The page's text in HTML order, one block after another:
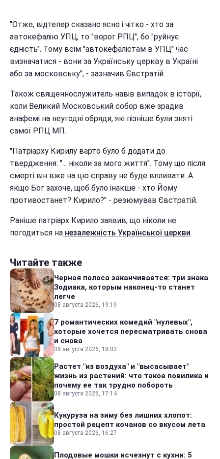
"Отже, відтепер сказано ясно і чітко - хто за
автокефалію УПЦ, то "ворог РПЦ", бо "руйнує
єдність". Тому всім "автокефалістам в УПЦ" час
визначатися - вони за Українську церкву в Україні
або за московську", - зазначив Євстратій.
Також священнослужитель навів випадок в історії,
коли Великий Московський собор вже зрадив
анафемі на неугодні обряди, які пізніше були зняті
самої РПЦ МП.
"Патріарху Кирилу варто було б додати до
твердження: "... ніколи за мого життя". Тому що після
смерті він вже на цю справу не буде впливати. А
якщо Бог захоче, щоб було інакше - хто Йому
противостанет? Кирило?" - резюмував Євстратій.
Раніше патріарх Кирило заявив, що ніколи не
погодиться на незалежність Української церкви.
Читайте также
Черная полоса заканчивается: три знака
Зодиака, которым наконец-то станет
легче
08 августа 2026, 19:19
7 романтических комедий "нулевых",
которые хочется пересматривать снова
и снова
08 августа 2026, 18:02
Растет "из воздуха" и "высасывает"
жизнь из растений: что такое повилика и
почему ее так трудно побороть
08 августа 2026, 17:14
Кукуруза на зиму без лишних хлопот:
простой рецепт кочанов со вкусом лета
08 августа 2026, 16:27
Плодовые мошки исчезнут с кухни: 5